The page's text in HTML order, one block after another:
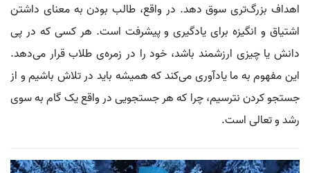
اهداف بزرگ‌تری سوق دهد. در واقع، طالب بودن به معنای داشتن
اشتیاق و انگیزه برای یادگیری و پیشرفت است. هر کسی که در پی
دانش یا چیزی ارزشمند باشد، خود را در زمره‌ی طلاب قرار می‌دهد.
این مفهوم به ما یادآوری می‌کند که همیشه باید در تلاش باشیم و از
جستجو کردن نترسیم، چرا که هر جستجویی در واقع یک گام به سوی
رشد و تعالی است.